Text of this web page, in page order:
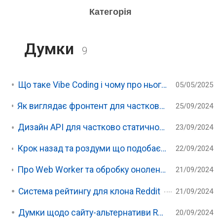
Категорія
Думки 9
Що таке Vibe Coding і чому про нього всі говорять 05/05/2025
Як виглядає фронтент для частково статичного клона Reddit 25/09/2024
Дизайн API для частково статичного клону Reddit 23/09/2024
Крок назад та роздуми що подобається та ні в стеку для клона Reddit 22/09/2024
Про Web Worker та обробку онолень для клона Reddit 21/09/2024
Система рейтингу для клона Reddit 21/09/2024
Думки щодо сайту-альтернативи Reddit 20/09/2024